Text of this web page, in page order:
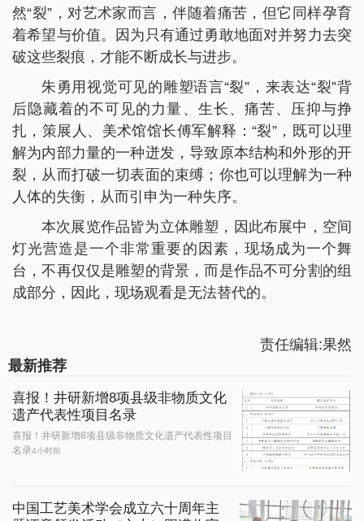
然“裂”，对艺术家而言，伴随着痛苦，但它同样孕育
着希望与价值。因为只有通过勇敢地面对并努力去突
破这些裂痕，才能不断成长与进步。
朱勇用视觉可见的雕塑语言“裂”，来表达“裂”背
后隐藏着的不可见的力量、生长、痛苦、压抑与挣
扎，策展人、美术馆馆长傅军解释：“裂”，既可以理
解为内部力量的一种迸发，导致原本结构和外形的开
裂，从而打破一切表面的束缚；你也可以理解为一种
人体的失衡，从而引申为一种失序。
本次展览作品皆为立体雕塑，因此布展中，空间
灯光营造是一个非常重要的因素，现场成为一个舞
台，不再仅仅是雕塑的背景，而是作品不可分割的组
成部分，因此，现场观看是无法替代的。
责任编辑:果然
最新推荐
喜报！井研新增8项县级非物质文化
遗产代表性项目名录
喜报！井研新增8项县级非物质文化遗产代表性项目
名录4小时前
中国工艺美术学会成立六十周年主